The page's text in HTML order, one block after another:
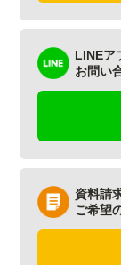
LINEア
お問い
資料請
ご希望